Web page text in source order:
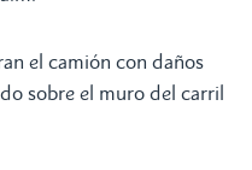
el camión con daños
sobre el muro del carril